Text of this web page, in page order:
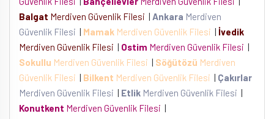
Balgat Merdiven Güvenlik Filesi | Ankara Merdiven
Güvenlik Filesi | Mamak Merdiven Güvenlik Filesi | İvedik
Merdiven Güvenlik Filesi | Ostim Merdiven Güvenlik Filesi |
Sokullu Merdiven Güvenlik Filesi | Söğütözü Merdiven
Güvenlik Filesi | Bilkent Merdiven Güvenlik Filesi | Çakırlar
Merdiven Güvenlik Filesi | Etlik Merdiven Güvenlik Filesi |
Konutkent Merdiven Güvenlik Filesi |